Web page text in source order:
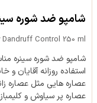
شامپو ضد شوره سینره ۲۵۰ میلی
Control 250 ml
شامپو ضد شوره سینره
استفاده روزانه
عصاره هایی مثل عصاره
عصاره پر سیاوش و